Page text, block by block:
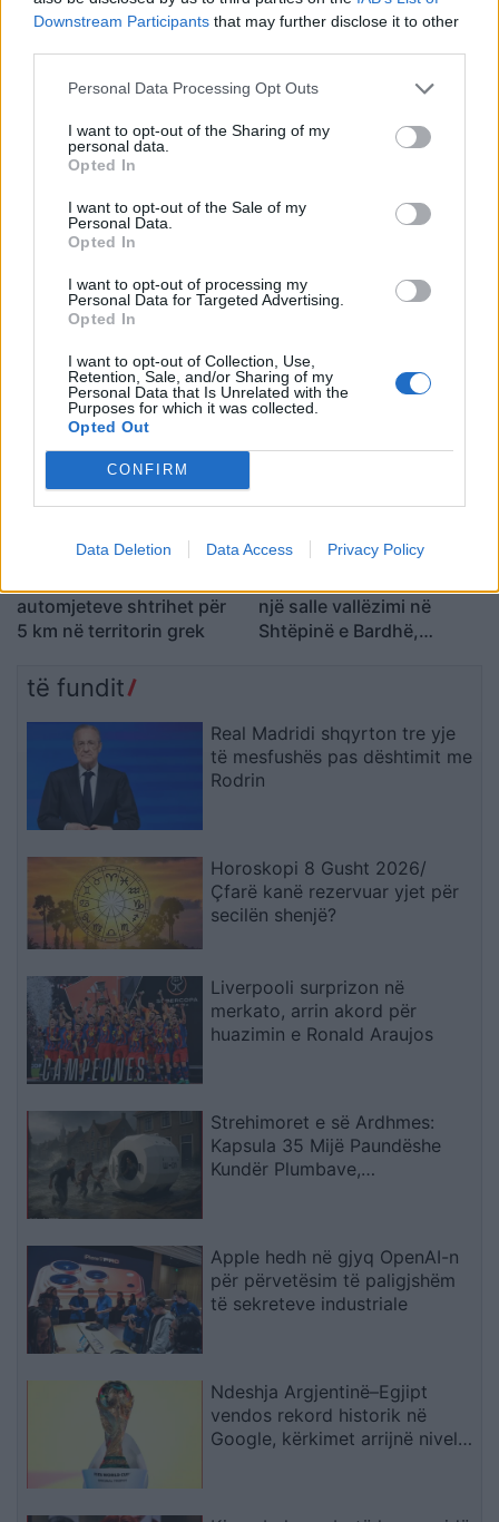
Downstream Participants that may further disclose it to other
Personal Data Processing Opt Outs
I want to opt-out of the Sharing of my
personal data.
Opted In
I want to opt-out of the Sale of my
Personal Data.
Opted In
I want to opt-out of processing my
Personal Data for Targeted Advertising.
Opted In
I want to opt-out of Collection, Use,
Retention, Sale, and/or Sharing of my
Personal Data that Is Unrelated with the
Purposes for which it was collected.
Opted Out
CONFIRM
Data Deletion Data Access Privacy Policy
shkakton përplasje me
kalendarin e Champions
League në Kazakistan
Divjakë, banorët
refuzojnë bashkimin me
Lushnjen
Flakët përfshijnë një
banesë në Shkodër,
zjarrfikësit vënë situatën
nën kontroll
qytetarët marshojnë
nëpër Tiranë
automjeteve shtrihet për
5 km në territorin grek
një salle vallëzimi në
Shtëpinë e Bardhë,
të fundit
Real Madridi shqyrton tre yje
të mesfushës pas dështimit me
Rodrin
Horoskopi 8 Gusht 2026/
Çfarë kanë rezervuar yjet për
secilën shenjë?
Liverpooli surprizon në
merkato, arrin akord për
huazimin e Ronald Araujos
Strehimoret e së Ardhmes:
Kapsula 35 Mijë Paundëshe
Kundër Plumbave,
Apple hedh në gjyq OpenAI-n
për përvetësim të paligjshëm
të sekreteve industriale
Ndeshja Argjentinë–Egjipt
vendos rekord historik në
Google, kërkimet arrijnë nivele